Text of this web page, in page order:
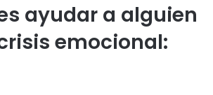
ayudar a alguien
emocional: